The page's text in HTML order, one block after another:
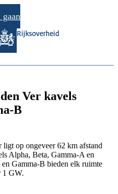
Rijksoverheid
Ver kavels
B
op ongeveer 62 km afstand
Alpha, Beta, Gamma-A en
Gamma-B bieden elk ruimte
1 GW.